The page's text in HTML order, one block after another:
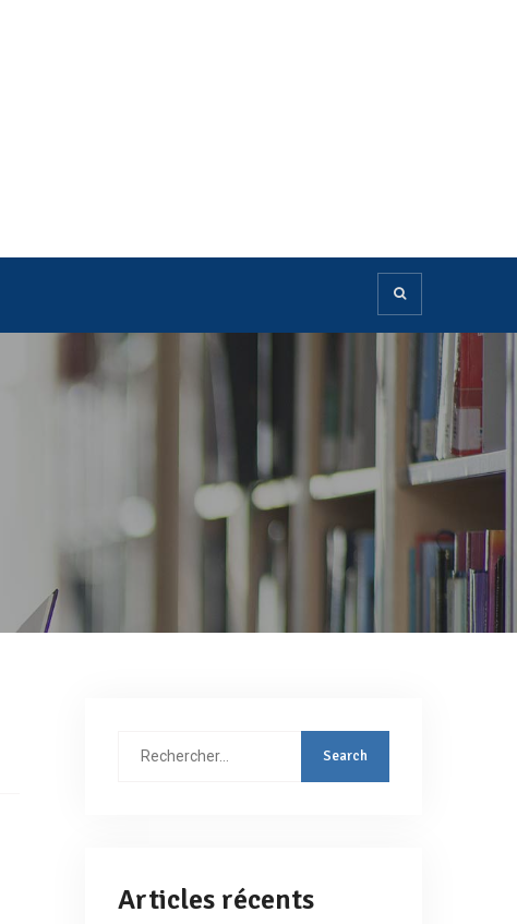
Rechercher
Articles récents